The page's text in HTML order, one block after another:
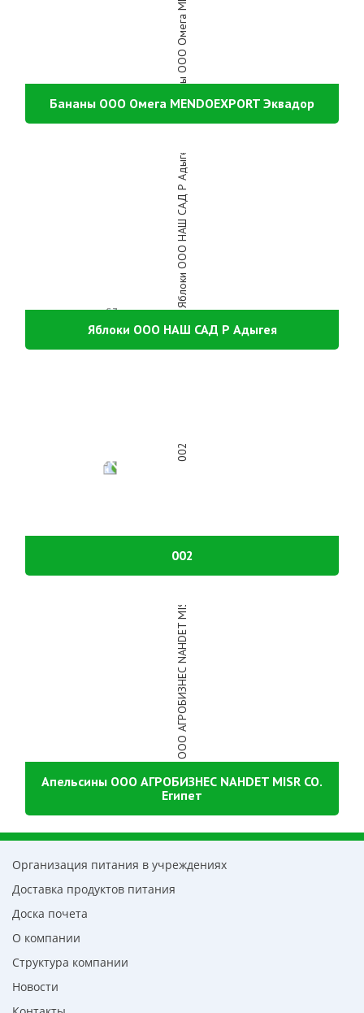
Бананы ООО Омега MENDOEXPORT Эквадор
Яблоки ООО НАШ САД Р Адыгея
002
Апельсины ООО АГРОБИЗНЕС NAHDET MISR CO.
Египет
Организация питания в учреждениях
Доставка продуктов питания
Доска почета
О компании
Структура компании
Новости